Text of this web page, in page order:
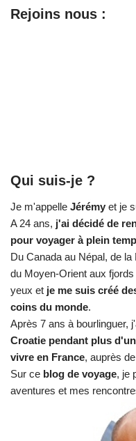
Rejoins nous :
Qui suis-je ?
Je m'appelle Jérémy et je
A 24 ans, j'ai décidé de
pour voyager à plein
Du Canada au Népal, de
du Moyen-Orient aux
yeux et je me suis créé
coins du monde.
Après 7 ans à bourlinguer,
Croatie pendant plus
vivre en France, auprès
Sur ce blog de voyage, je
aventures et mes